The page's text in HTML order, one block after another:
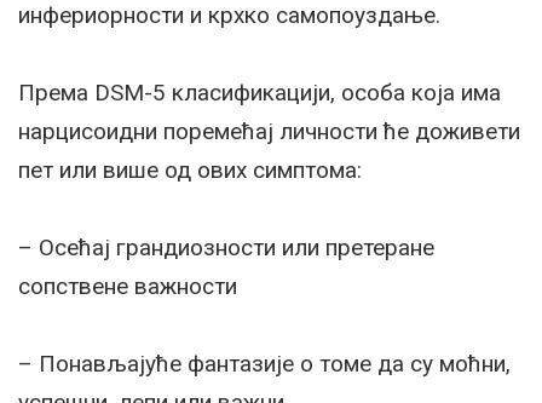
инфериорности и крхко самопоуздање.
Према DSM-5 класификацији, особа која има
нарцисоидни поремећај личности ће доживети
пет или више од ових симптома:
– Осећај грандиозности или претеране
сопствене важности
– Понављајуће фантазије о томе да су моћни,